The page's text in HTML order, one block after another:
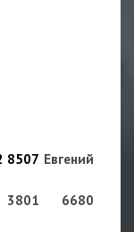
8507 Евгений
6680